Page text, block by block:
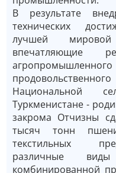
В результате
технических
лучшей мировой
впечатляющие
Национальной
Туркменистане -
закрома Отчизны
тысяч тонн
текстильных
различные
комбинированной